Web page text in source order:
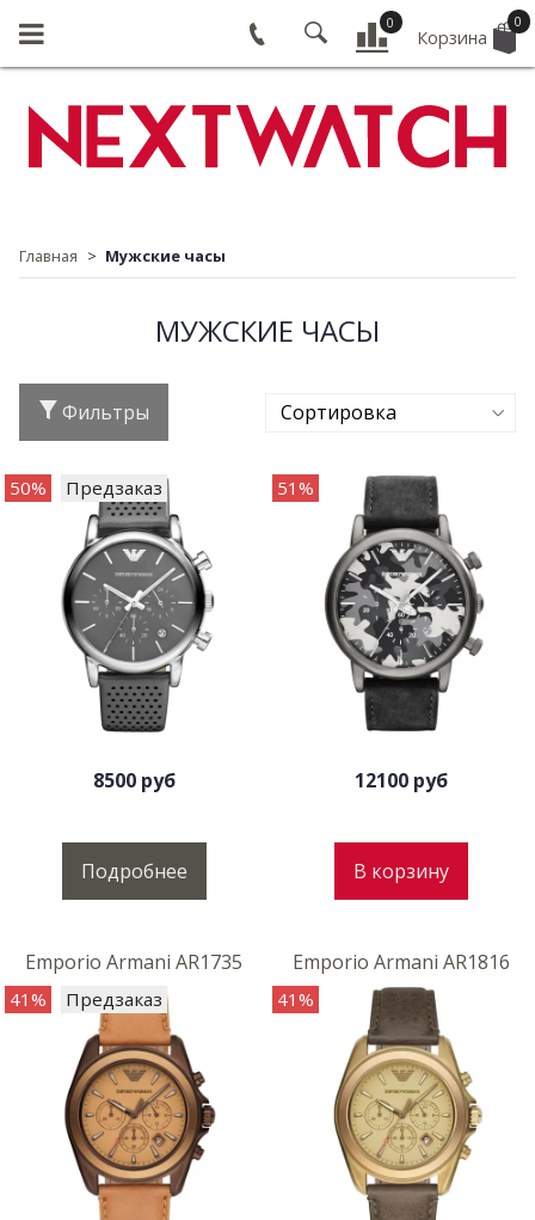
0
Корзина
0
Главная Мужские часы
МУЖСКИЕ ЧАСЫ
Фильтры
50% Предзаказ
8500 руб
Подробнее
Emporio Armani AR1735
51%
12100 руб
В корзину
Emporio Armani AR1816
41% Предзаказ 41%